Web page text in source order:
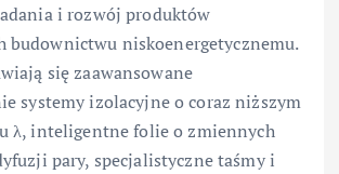
i rozwój produktów
budownictwu niskoenergetycznemu.
się zaawansowane
systemy izolacyjne o coraz niższym
λ, inteligentne folie o zmiennych
pary, specjalistyczne taśmy i